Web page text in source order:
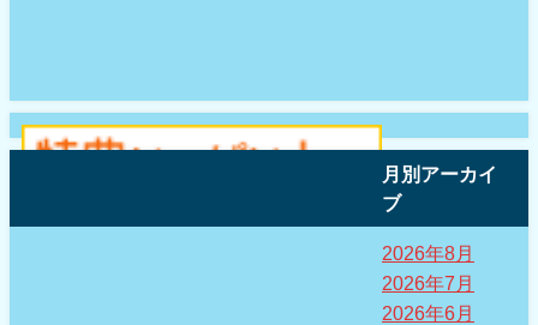
月別アーカイ
ブ
2026年8月
2026年7月
2026年6月